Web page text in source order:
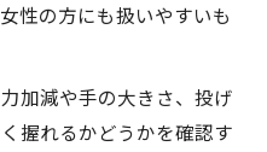
性の方にも扱いやすいも
加減や手の大きさ、投げ
握れるかどうかを確認す